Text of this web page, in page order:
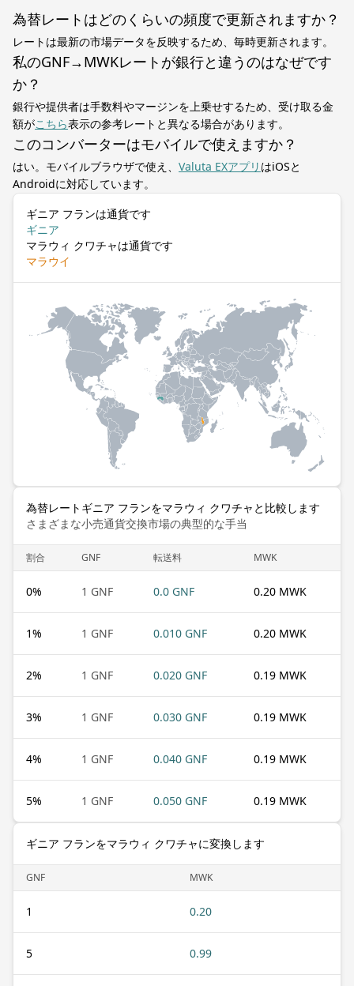
為替レートはどのくらいの頻度で更新されますか？
レートは最新の市場データを反映するため、毎時更新されます。
私のGNF→MWKレートが銀行と違うのはなぜです
か？
銀行や提供者は手数料やマージンを上乗せするため、受け取る金
額がこちら表示の参考レートと異なる場合があります。
このコンバーターはモバイルで使えますか？
はい。モバイルブラウザで使え、 Valuta EXアプリ はiOSと
Androidに対応しています。
ギニア フランは通貨です
ギニア
マラウィ クワチャは通貨です
マラウイ
為替レートギニア フランをマラウィ クワチャと比較します
さまざまな小売通貨交換市場の典型的な手当
割合 GNF 転送料 MWK
0% 1 GNF 0.0 GNF 0.20 MWK
1% 1 GNF 0.010 GNF 0.20 MWK
2% 1 GNF 0.020 GNF 0.19 MWK
3% 1 GNF 0.030 GNF 0.19 MWK
4% 1 GNF 0.040 GNF 0.19 MWK
5% 1 GNF 0.050 GNF 0.19 MWK
ギニア フランをマラウィ クワチャに変換します
GNF MWK
1 0.20
5 0.99